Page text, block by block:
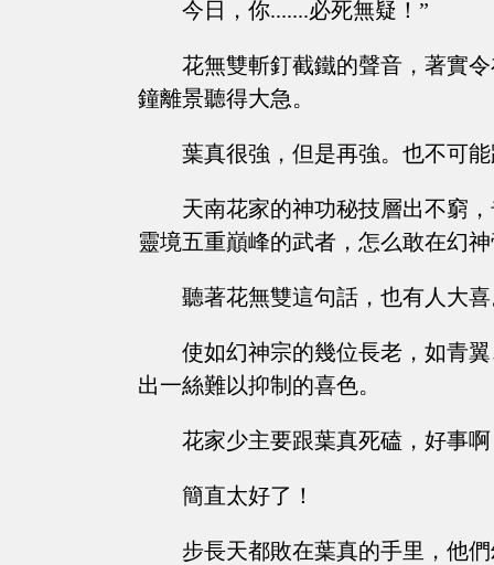
今日，你.......必死無疑！”
花無雙斬釘截鐵的聲音，著實
鐘離景聽得大急。
葉真很強，但是再強。也不可
天南花家的神功秘技層出不窮
靈境五重巔峰的武者，怎么敢在幻
聽著花無雙這句話，也有人大
使如幻神宗的幾位長老，如青
出一絲難以抑制的喜色。
花家少主要跟葉真死磕，好事
簡直太好了！
步長天都敗在葉真的手里，他